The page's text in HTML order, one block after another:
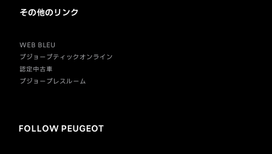
その他のリンク
WEB BLEU
プジョーブティックオンライン
認定中古車
プジョープレスルーム
FOLLOW PEUGEOT